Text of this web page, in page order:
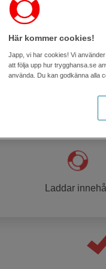
lastbil
när du tecknar
Laddar innehåll
Här kommer cookies!
Japp, vi har cookies! Vi
att följa upp hur trygghansa.se
använda. Du kan godkänna alla